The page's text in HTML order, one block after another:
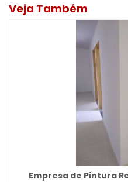
Veja Também
Empresa de Pintura